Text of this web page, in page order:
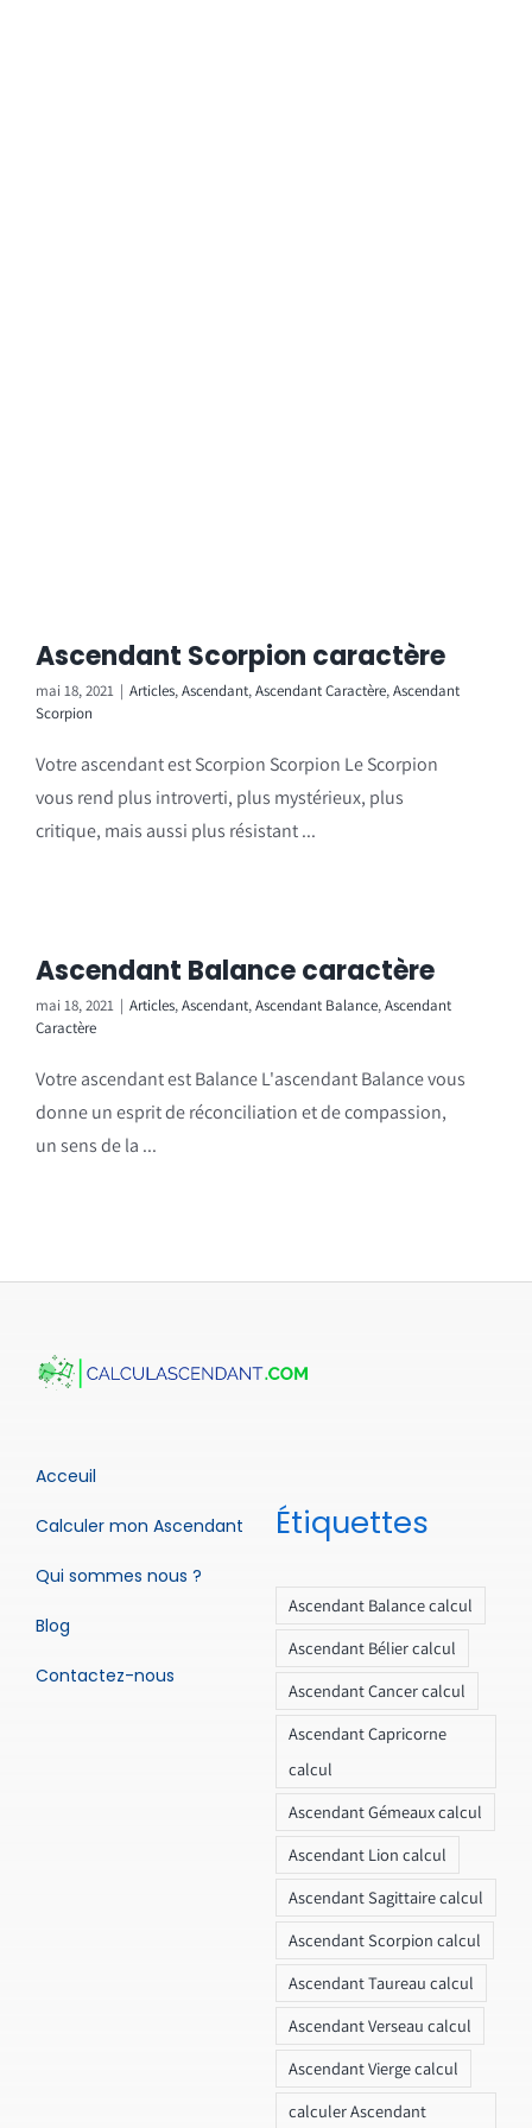
Ascendant Scorpion caractère
mai 18, 2021 | Articles,Ascendant,Ascendant Caractère,Ascendant
Scorpion
Votre ascendant est Scorpion Scorpion Le Scorpion
vous rend plus introverti, plus mystérieux, plus
critique, mais aussi plus résistant ...
Ascendant Balance caractère
mai 18, 2021 | Articles,Ascendant,Ascendant Balance,Ascendant
Caractère
Votre ascendant est Balance L'ascendant Balance vous
donne un esprit de réconciliation et de compassion,
un sens de la ...
Acceuil
Calculer mon Ascendant
Qui sommes nous ?
Blog
Contactez-nous
Étiquettes
Ascendant Balance calcul
Ascendant Bélier calcul
Ascendant Cancer calcul
Ascendant Capricorne
calcul
Ascendant Gémeaux calcul
Ascendant Lion calcul
Ascendant Sagittaire calcul
Ascendant Scorpion calcul
Ascendant Taureau calcul
Ascendant Verseau calcul
Ascendant Vierge calcul
calculer Ascendant